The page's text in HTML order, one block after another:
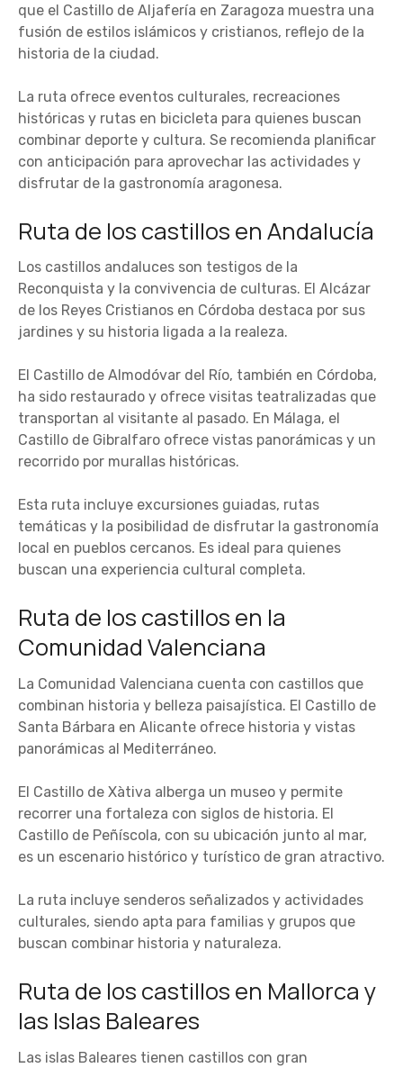
que el Castillo de Aljafería en Zaragoza muestra una
fusión de estilos islámicos y cristianos, reflejo de la
historia de la ciudad.
La ruta ofrece eventos culturales, recreaciones
históricas y rutas en bicicleta para quienes buscan
combinar deporte y cultura. Se recomienda planificar
con anticipación para aprovechar las actividades y
disfrutar de la gastronomía aragonesa.
Ruta de los castillos en Andalucía
Los castillos andaluces son testigos de la
Reconquista y la convivencia de culturas. El Alcázar
de los Reyes Cristianos en Córdoba destaca por sus
jardines y su historia ligada a la realeza.
El Castillo de Almodóvar del Río, también en Córdoba,
ha sido restaurado y ofrece visitas teatralizadas que
transportan al visitante al pasado. En Málaga, el
Castillo de Gibralfaro ofrece vistas panorámicas y un
recorrido por murallas históricas.
Esta ruta incluye excursiones guiadas, rutas
temáticas y la posibilidad de disfrutar la gastronomía
local en pueblos cercanos. Es ideal para quienes
buscan una experiencia cultural completa.
Ruta de los castillos en la
Comunidad Valenciana
La Comunidad Valenciana cuenta con castillos que
combinan historia y belleza paisajística. El Castillo de
Santa Bárbara en Alicante ofrece historia y vistas
panorámicas al Mediterráneo.
El Castillo de Xàtiva alberga un museo y permite
recorrer una fortaleza con siglos de historia. El
Castillo de Peñíscola, con su ubicación junto al mar,
es un escenario histórico y turístico de gran atractivo.
La ruta incluye senderos señalizados y actividades
culturales, siendo apta para familias y grupos que
buscan combinar historia y naturaleza.
Ruta de los castillos en Mallorca y
las Islas Baleares
Las islas Baleares tienen castillos con gran